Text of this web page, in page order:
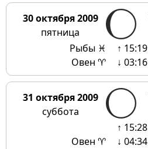
30 октября 2009
пятница
Рыбы ♓
Овен ♈
↑ 15:19
↓ 03:16
31 октября 2009
суббота
Овен ♈
↑ 15:28
↓ 04:34